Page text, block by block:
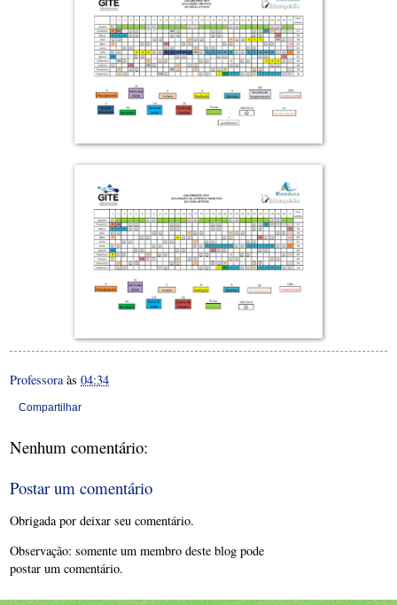
Professora às 04:34
Compartilhar
Nenhum comentário:
Postar um comentário
Obrigada por deixar seu comentário.
Observação: somente um membro deste blog pode
postar um comentário.